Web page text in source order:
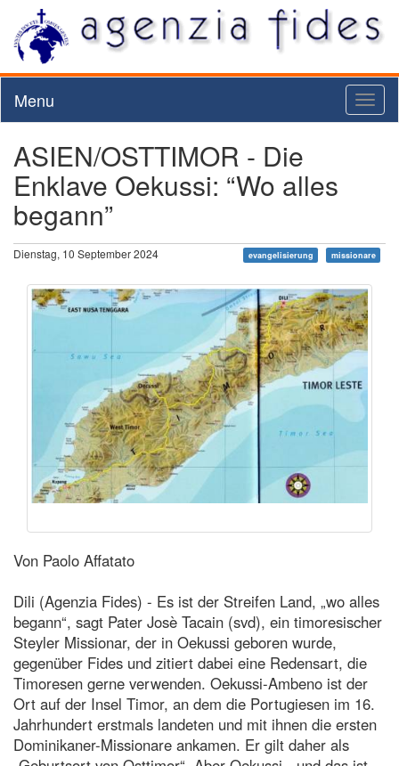
Menu
ASIEN/OSTTIMOR - Die
Enklave Oekussi: “Wo alles
begann”
Dienstag, 10 September 2024 evangelisierung missionare
Von Paolo Affatato
Dili (Agenzia Fides) - Es ist der Streifen Land, „wo alles
begann“, sagt Pater Josè Tacain (svd), ein timoresischer
Steyler Missionar, der in Oekussi geboren wurde,
gegenüber Fides und zitiert dabei eine Redensart, die
Timoresen gerne verwenden. Oekussi-Ambeno ist der
Ort auf der Insel Timor, an dem die Portugiesen im 16.
Jahrhundert erstmals landeten und mit ihnen die ersten
Dominikaner-Missionare ankamen. Er gilt daher als